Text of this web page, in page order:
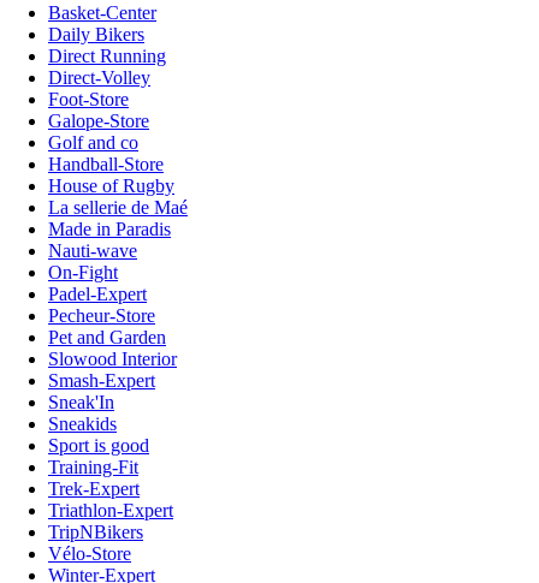
Basket-Center
Daily Bikers
Direct Running
Direct-Volley
Foot-Store
Galope-Store
Golf and co
Handball-Store
House of Rugby
La sellerie de Maé
Made in Paradis
Nauti-wave
On-Fight
Padel-Expert
Pecheur-Store
Pet and Garden
Slowood Interior
Smash-Expert
Sneak'In
Sneakids
Sport is good
Training-Fit
Trek-Expert
Triathlon-Expert
TripNBikers
Vélo-Store
Winter-Expert